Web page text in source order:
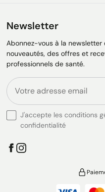
Newsletter
Abonnez-vous à la newsletter
nouveautés, des offres et
professionnels de santé.
J'accepte les conditions
confidentialité